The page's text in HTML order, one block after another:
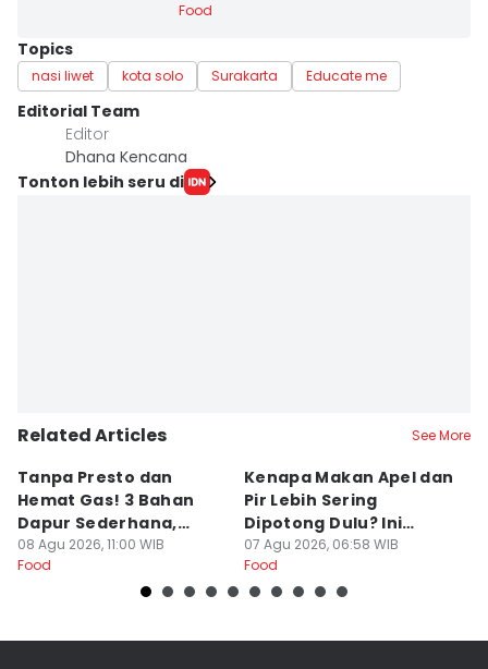
Food
Topics
nasi liwet kota solo Surakarta Educate me
Editorial Team
Editor
Dhana Kencana
Tonton lebih seru di
Related Articles See More
Tanpa Presto dan
Hemat Gas! 3 Bahan
Dapur Sederhana,
Daging Sapi Empuk
Dalam 15 Menit
08 Agu 2026, 11:00 WIB
Food
Kenapa Makan Apel dan
Pir Lebih Sering
Dipotong Dulu? Ini
Alasannya
07 Agu 2026, 06:58 WIB
Food